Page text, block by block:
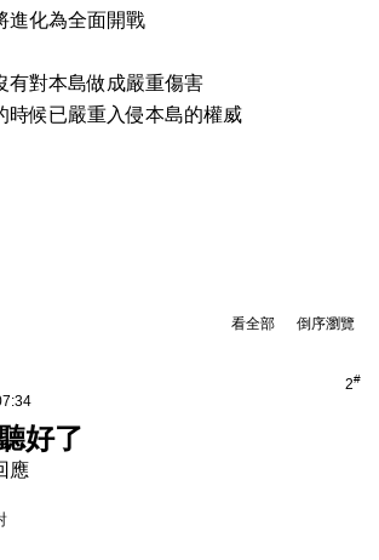
進化為全面開戰
有對本島做成嚴重傷害
時候已嚴重入侵本島的權威
倒序瀏覽
看全部
2#
好了
應